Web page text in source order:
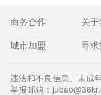
商务合作 关
城市加盟
寻求
违法和不良信息、未成
举报邮箱：